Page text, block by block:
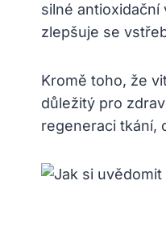
silné antioxidační
zlepšuje se
Kromě toho, že
důležitý pro
regeneraci tkání,